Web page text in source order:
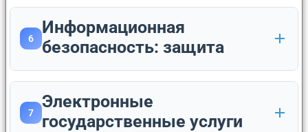
6
Информационная
безопасность: защита
7
Электронные
государственные услуги